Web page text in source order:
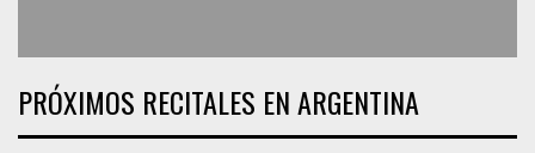
PRÓXIMOS RECITALES EN ARGENTINA